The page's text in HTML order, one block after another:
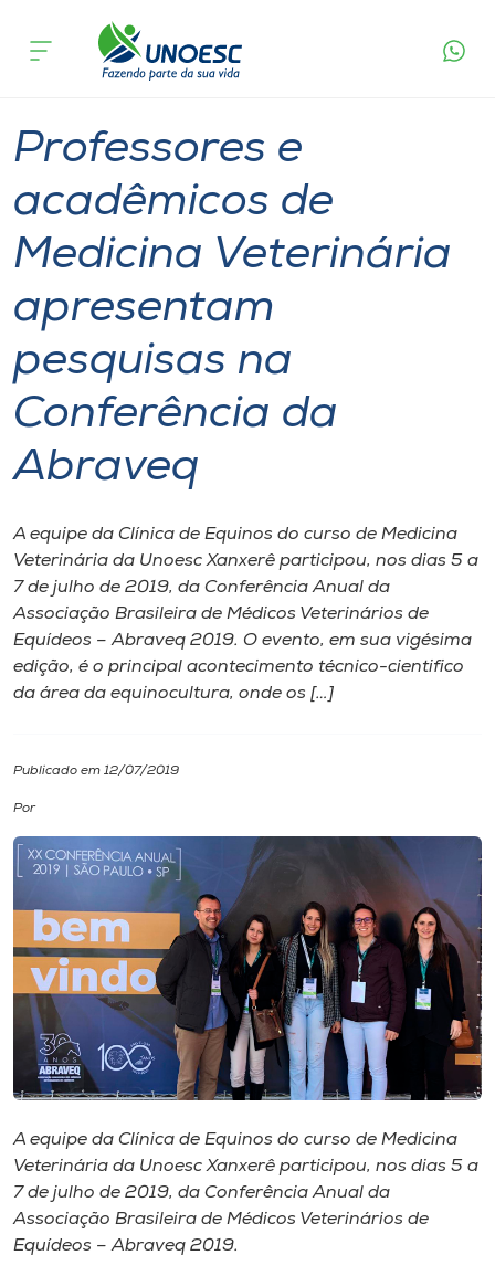
Cursos
Atendimento ao Estudante
Portal de Ensino
A
Unoesc
Internacionalização
I.nova
Diplomados
Cultura
Biblioteca
Editora
Rádio
Museu
Unoesc
Store
Selecione
o idioma
acontece
Conferência da Abraveq
Professores e
acadêmicos de
Medicina Veterinária
apresentam
pesquisas na
Conferência da
Abraveq
A equipe da Clínica de Equinos do curso de Medicina
Veterinária da Unoesc Xanxerê participou, nos dias 5 a
7 de julho de 2019, da Conferência Anual da
Associação Brasileira de Médicos Veterinários de
Equídeos – Abraveq 2019. O evento, em sua vigésima
edição, é o principal acontecimento técnico-cientifico
da área da equinocultura, onde os […]
Publicado em 12/07/2019
Por
A equipe da Clínica de Equinos do curso de Medicina
Veterinária da Unoesc Xanxerê participou, nos dias 5 a
7 de julho de 2019, da Conferência Anual da
Associação Brasileira de Médicos Veterinários de
Equídeos – Abraveq 2019.